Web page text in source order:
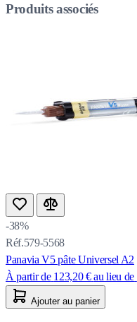
Produits associés
-38%
Réf.579-5568
Panavia V5 pâte Universel A2
À partir de 123,20 € au lieu de
Ajouter au panier